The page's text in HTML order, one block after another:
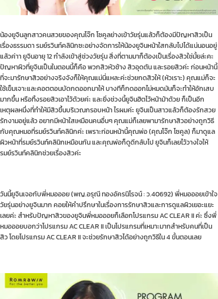
น้องยูจินลูกสาวคนสวยของคุณโจ๊ก โซคูลย่างเข้าวัยรุ่นแล้วก็ต้องมีปัญหาสิวเป็น
เรื่องธรรมดา รมย์รวินท์คลินิกซะอย่างจัดการให้น้องยูจินหน้าใสกลับไปได้แน่นอนอยู่
แล้วค่าายูจินอายุ 12 กำลังเข้าสู่ช่วงวัยรุ่น สิ่งที่ตามมาก็ต้องเป็นเรื่องสิวใช่มั้ยล่ะคะ
ปัญหาผิวที่ยูจินเป็นในตอนนี้ก็คือ พวกสิวหัวช้าง สิวอุดตัน และรอยสิวค่ะ ก่อนหน้านี้
ที่จะมารักษาสิวอย่างจริงจังก็ให้คุณแม่นี่แหละค่ะช่วยกดสิวให้ (หัวเราะ) คุณแม่ก็จะ
ใช้เข็มเจาะและคอตตอนบัดกดออกมาให้ บางทีก็กดออกไม่หมดมันก็จะทำให้อักเสบ
มากขึ้น หรือทิ้งรอยสิวเอาไว้ด้วยค่ะ และยิ่งช่วงนี้ยูจินฮิตไว้หน้าม้าด้วย ก็เป็นอีก
เหตุผลหนึ่งที่ทำให้มีสิวขึ้นบริเวณกรอบหน้า ไรผมค่ะ ยูจินเป็นสาวแล้วก็ต้องรักสวย
รักงามอยู่แล้ว อยากมีหน้าใสเหมือนคนอื่นๆ คุณแม่ก็เลยพามารักษาสิวอย่างถูกวิธี
กับคุณหมอที่รมย์รวินท์คลินิกค่ะ เพราะก่อนหน้านี้คุณพ่อ (คุณโจ๊ก โซคูล) ก็มาดูแล
ผิวหน้าที่รมย์รวินท์คลินิกเหมือนกัน และคุณพ่อก็ดูดีกลับไป ยูจินก็เลยไว้วางใจให้
รมย์รวินท์คลินิกช่วยเรื่องสิวค่ะ
วันนี้ยูจินเจอกับพี่หมอออย (พญ.อรุณี ทองอัครนิโรจน์ : ว.40692) พี่หมอออยเข้าใจ
วัยรุ่นอย่างยูจินมาก คอยให้คำปรึกษาในเรื่องการรักษาสิวและการดูแลผิวเยอะแยะ
เลยค่ะ สำหรับปัญหาสิวของยูจินพี่หมอออยก็เลือกโปรแกรม AC CLEAR II ค่ะ ซึ่งพี่
หมอออยบอกว่าโปรแกรม AC CLEAR II เป็นโปรแกรมที่เหมาะมากสำหรับคนที่เป็น
สิว โดยโปรแกรม AC CLEAR II จะช่วยรักษาสิวได้อย่างถูกวิธีใน 4 ขั้นตอนเลย